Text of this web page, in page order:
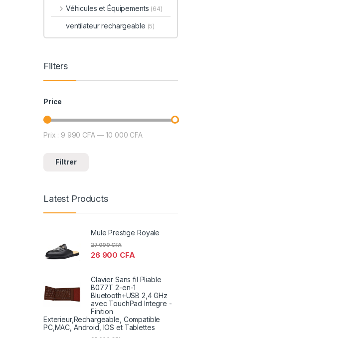
Véhicules et Équipements (64)
ventilateur rechargeable (5)
Filters
Price
Prix min
Prix max
Filtrer
Prix : 9 990 CFA—10 000 CFA
Latest Products
Mule Prestige Royale
26 900 CFA
27 000CFA
Clavier Sans fil Pliable
B077T 2-en-1
Bluetooth+USB 2,4 GHz
avec TouchPad Integre -
Finition
Exterieur,Rechargeable, Compatible
PC,MAC, Android, IOS et Tablettes